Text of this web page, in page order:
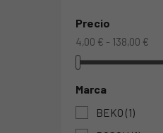
Precio
4,00 € - 138,00 €
Marca
BEKO (1)